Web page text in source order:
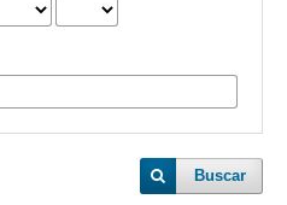
Buscar